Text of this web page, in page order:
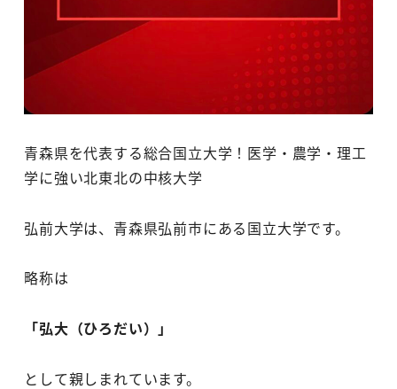
青森県を代表する総合国立大学！医学・農学・理工
学に強い北東北の中核大学
弘前大学は、青森県弘前市にある国立大学です。
略称は
「弘大（ひろだい）」
として親しまれています。